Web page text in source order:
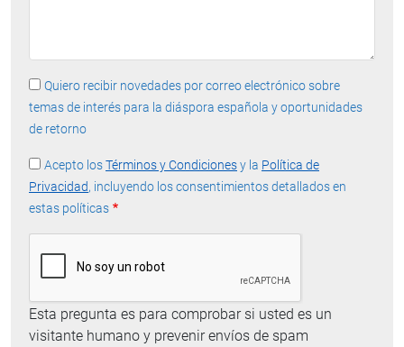
Quiero recibir novedades por correo electrónico sobre
temas de interés para la diáspora española y oportunidades
de retorno
Acepto losTérminos y Condicionesy la Política de
Privacidad, incluyendo los consentimientos detallados en
estas políticas
Esta pregunta es para comprobar si usted es un
visitante humano y prevenir envíos de spam